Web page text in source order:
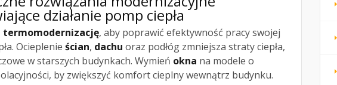
działanie pomp ciepła
termomodernizację, aby poprawić efektywność pracy swojej
Ocieplenie ścian, dachu oraz podłóg zmniejsza straty ciepła,
w starszych budynkach. Wymień okna na modele o
by zwiększyć komfort cieplny wewnątrz budynku.